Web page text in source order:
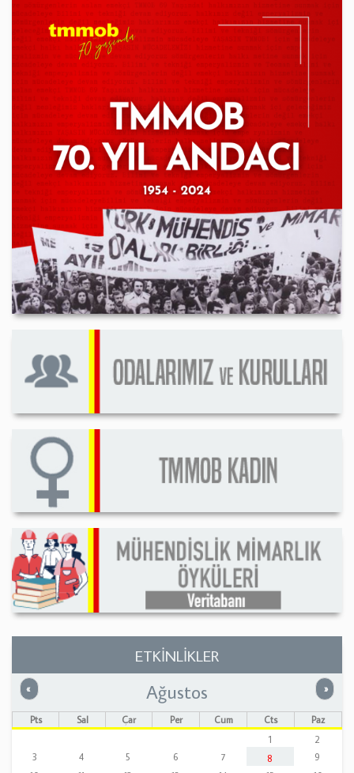
ETKİNLİKLER
« Önceki »
Ağustos
Pts Sal Çar Per Cum Cts
Paz
1
2
3
4 5 6 7 8
9